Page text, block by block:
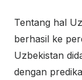
Tentang hal
berhasil ke
Uzbekistan
dengan